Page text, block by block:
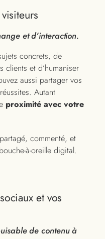
et d’interaction.
concrets, de
clients et d’humaniser
aussi partager vos
Autant
proximité avec votre
commenté, et
à-oreille digital.
et vos
de contenu à